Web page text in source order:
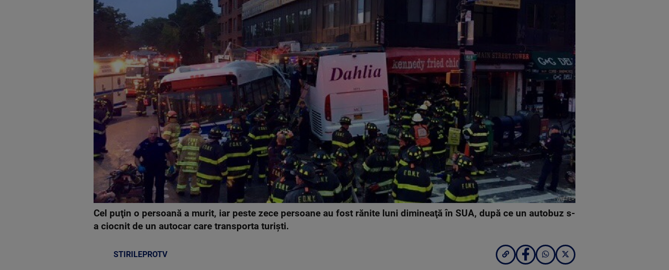
TWITTER
Cel puţin o persoană a murit, iar peste zece persoane au fost rănite luni dimineaţă în SUA, după ce un autobuz s-
a ciocnit de un autocar care transporta turişti.
STIRILEPROTV